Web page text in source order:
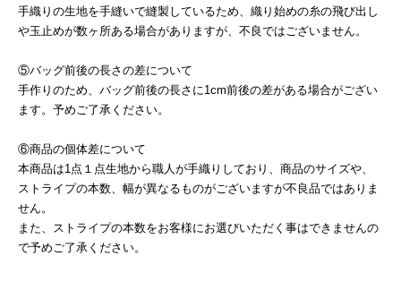
手織りの生地を手縫いで縫製しているため、織り始めの糸の飛び出し
や玉止めが数ヶ所ある場合がありますが、不良ではございません。
⑤バッグ前後の長さの差について
手作りのため、バッグ前後の長さに1cm前後の差がある場合がござい
ます。予めご了承ください。
⑥商品の個体差について
本商品は1点１点生地から職人が手織りしており、商品のサイズや、
ストライプの本数、幅が異なるものがございますが不良品ではありま
せん。
また、ストライプの本数をお客様にお選びいただく事はできませんの
で予めご了承ください。